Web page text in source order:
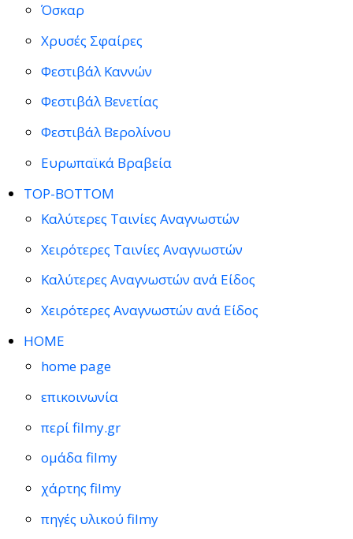
Όσκαρ
Χρυσές Σφαίρες
Φεστιβάλ Καννών
Φεστιβάλ Βενετίας
Φεστιβάλ Βερολίνου
Ευρωπαϊκά Βραβεία
TOP-BOTTOM
Καλύτερες Ταινίες Αναγνωστών
Χειρότερες Ταινίες Αναγνωστών
Καλύτερες Αναγνωστών ανά Είδος
Χειρότερες Αναγνωστών ανά Είδος
HOME
home page
επικοινωνία
περί filmy.gr
ομάδα filmy
χάρτης filmy
πηγές υλικού filmy